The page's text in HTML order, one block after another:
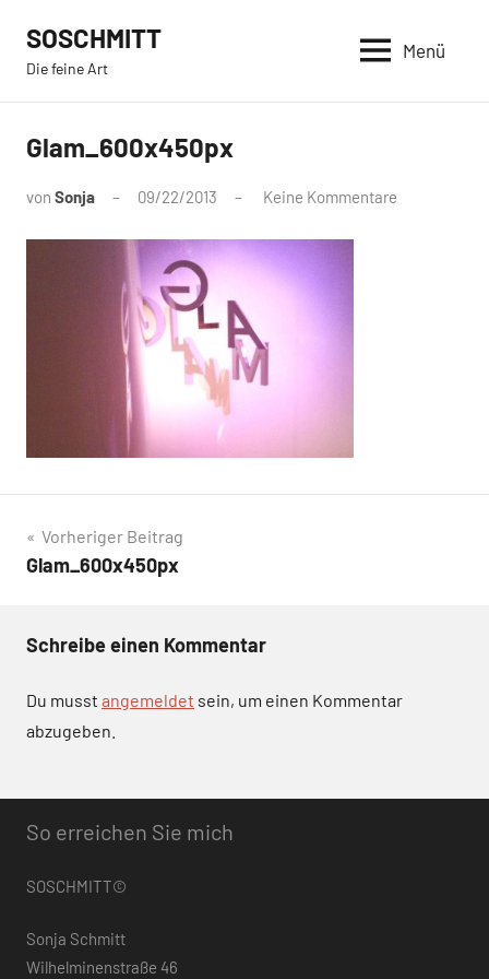
Inhalt
springen
SOSCHMITT
Die feine Art
Menü
Glam_600x450px
von Sonja 09/22/2013 Keine Kommentare
Beitragsnavigation
Vorheriger Beitrag
Glam_600x450px
Schreibe einen Kommentar
Du musst angemeldet sein, um einen Kommentar
abzugeben.
So erreichen Sie mich
SOSCHMITT©
Sonja Schmitt
Wilhelminenstraße 46